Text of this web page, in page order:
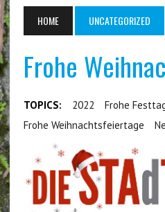
HOME UNCATEGORIZED
Frohe
TOPICS: 2022
Frohe
Frohe Weihnachtsfeiertage